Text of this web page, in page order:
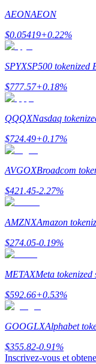
Jalonnement
Des rendements
Launchpool
Staking flexible
Blocages BTR
AEONAEON
$0.05419+0.22%
SPYXSP500 tokenized
$777.57+0.18%
QQQXNasdaq
$724.49+0.17%
AVGOXBroadcom
$421.45-2.27%
AMZNXAmazon
$274.05-0.19%
METAXMeta tokenized
$592.66+0.53%
GOOGLXAlphabet
$355.82-0.91%
Inscrivez-vous et